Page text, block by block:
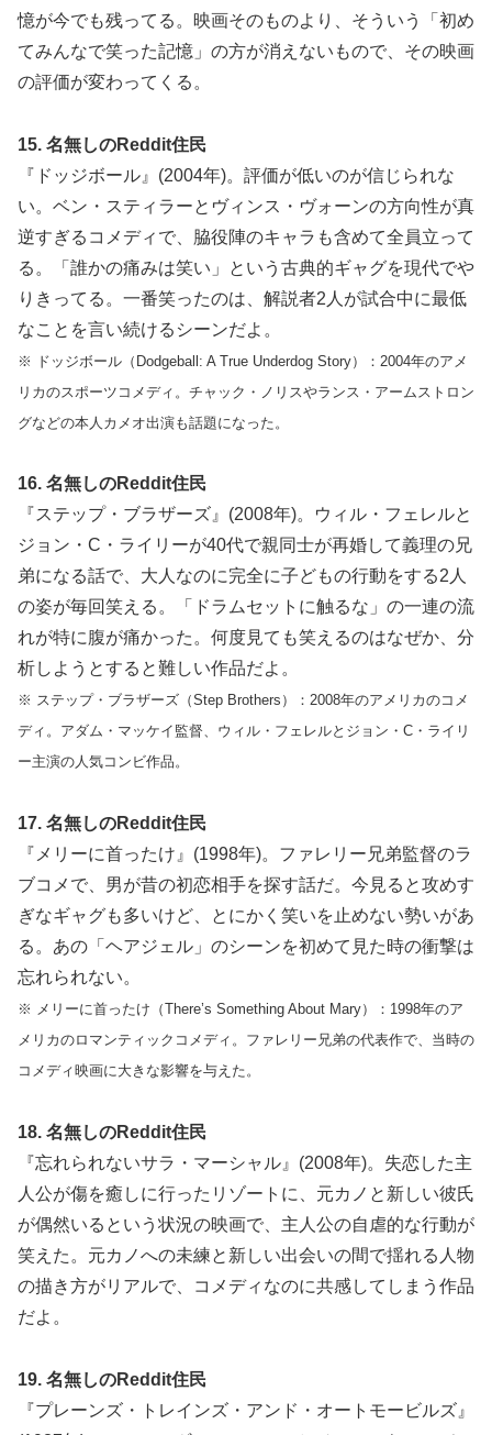
憶が今でも残ってる。映画そのものより、そういう「初め
てみんなで笑った記憶」の方が消えないもので、その映画
の評価が変わってくる。
15. 名無しのReddit住民
『ドッジボール』(2004年)。評価が低いのが信じられな
い。ベン・スティラーとヴィンス・ヴォーンの方向性が真
逆すぎるコメディで、脇役陣のキャラも含めて全員立って
る。「誰かの痛みは笑い」という古典的ギャグを現代でや
りきってる。一番笑ったのは、解説者2人が試合中に最低
なことを言い続けるシーンだよ。
※ ドッジボール（Dodgeball: A True Underdog Story）：2004年のアメ
リカのスポーツコメディ。チャック・ノリスやランス・アームストロン
グなどの本人カメオ出演も話題になった。
16. 名無しのReddit住民
『ステップ・ブラザーズ』(2008年)。ウィル・フェレルと
ジョン・C・ライリーが40代で親同士が再婚して義理の兄
弟になる話で、大人なのに完全に子どもの行動をする2人
の姿が毎回笑える。「ドラムセットに触るな」の一連の流
れが特に腹が痛かった。何度見ても笑えるのはなぜか、分
析しようとすると難しい作品だよ。
※ ステップ・ブラザーズ（Step Brothers）：2008年のアメリカのコメ
ディ。アダム・マッケイ監督、ウィル・フェレルとジョン・C・ライリ
ー主演の人気コンビ作品。
17. 名無しのReddit住民
『メリーに首ったけ』(1998年)。ファレリー兄弟監督のラ
ブコメで、男が昔の初恋相手を探す話だ。今見ると攻めす
ぎなギャグも多いけど、とにかく笑いを止めない勢いがあ
る。あの「ヘアジェル」のシーンを初めて見た時の衝撃は
忘れられない。
※ メリーに首ったけ（There’s Something About Mary）：1998年のア
メリカのロマンティックコメディ。ファレリー兄弟の代表作で、当時の
コメディ映画に大きな影響を与えた。
18. 名無しのReddit住民
『忘れられないサラ・マーシャル』(2008年)。失恋した主
人公が傷を癒しに行ったリゾートに、元カノと新しい彼氏
が偶然いるという状況の映画で、主人公の自虐的な行動が
笑えた。元カノへの未練と新しい出会いの間で揺れる人物
の描き方がリアルで、コメディなのに共感してしまう作品
だよ。
19. 名無しのReddit住民
『プレーンズ・トレインズ・アンド・オートモービルズ』